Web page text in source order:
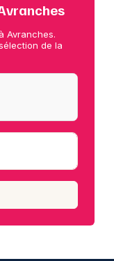
Avranches.
de la